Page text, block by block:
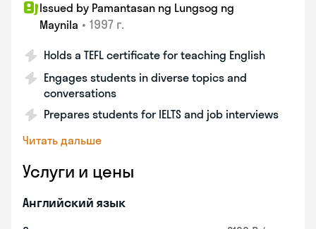
Issued by Pamantasan ng Lungsog ng
Maynila • 1997 г.
Holds a TEFL certificate for teaching English
Engages students in diverse topics and
conversations
Prepares students for IELTS and job interviews
Читать дальше
Услуги и цены
Английский язык